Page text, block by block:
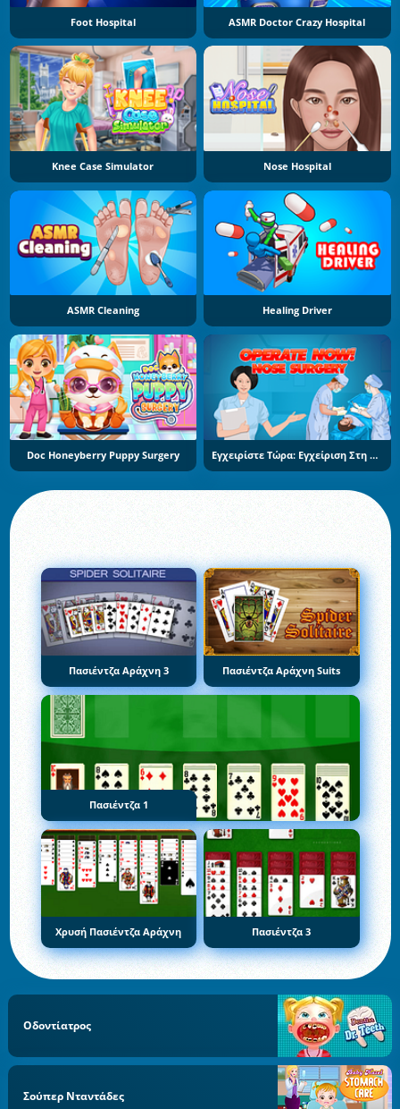
Foot Hospital ASMR Doctor Crazy Hospital
Knee Case Simulator Nose Hospital
ASMR Cleaning Healing Driver
Doc Honeyberry Puppy Surgery Εγχειρίστε Τώρα: Εγχείριση Στη Μύτη
Πασιέντζα Αράχνη 3 Πασιέντζα Αράχνη Suits
Πασιέντζα 1
Χρυσή Πασιέντζα Αράχνη Πασιέντζα 3
Οδοντίατρος
Σούπερ Νταντάδες